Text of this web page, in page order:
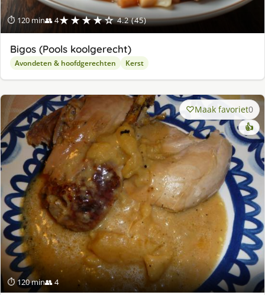
⏱ 120 min👥 4★★★★☆ 4.2 (45)
Bigos (Pools koolgerecht)
Avondeten & hoofdgerechten Kerst
⏱ 120 min👥 4
Maak favoriet0
👍